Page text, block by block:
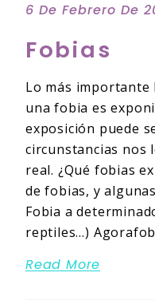
6 De Febrero De
Fobias
Lo más
una fobia es
exposición puede
circunstancias nos
real. ¿Qué fobias
de fobias, y
Fobia a
reptiles…)
Read More